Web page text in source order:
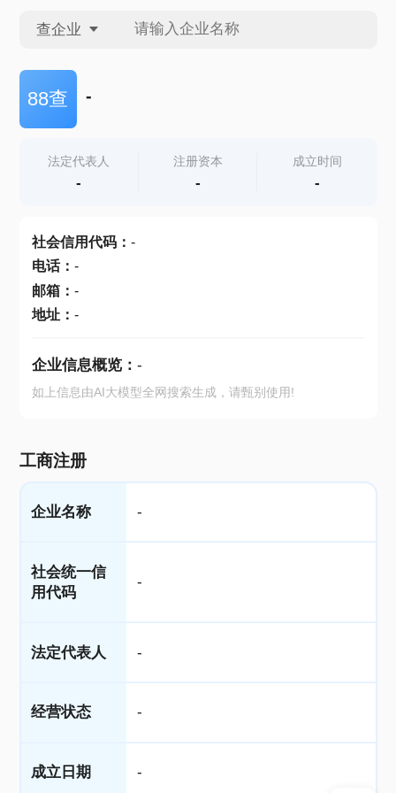
查企业
查企业
查产地
88查 -
法定代表人
-
注册资本
-
成立时间
-
社会信用代码： -
电话： -
邮箱： -
地址： -
企业信息概览： -
如上信息由AI大模型全网搜索生成，请甄别使用!
工商注册
企业名称 -
社会统一信
用代码
-
法定代表人 -
经营状态 -
成立日期 -